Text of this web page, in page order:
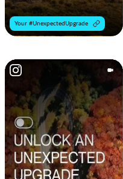
Your #UnexpectedUpgrade